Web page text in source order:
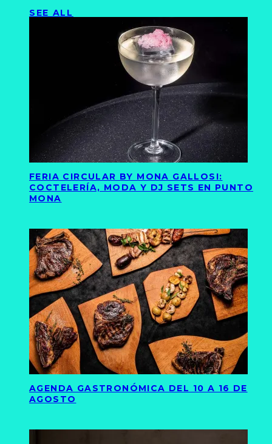
SEE ALL
FERIA CIRCULAR BY MONA GALLOSI:
COCTELERÍA, MODA Y DJ SETS EN PUNTO
MONA
AGENDA GASTRONÓMICA DEL 10 A 16 DE
AGOSTO